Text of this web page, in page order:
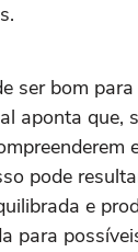
ser bom
aponta que,
pode
e
para